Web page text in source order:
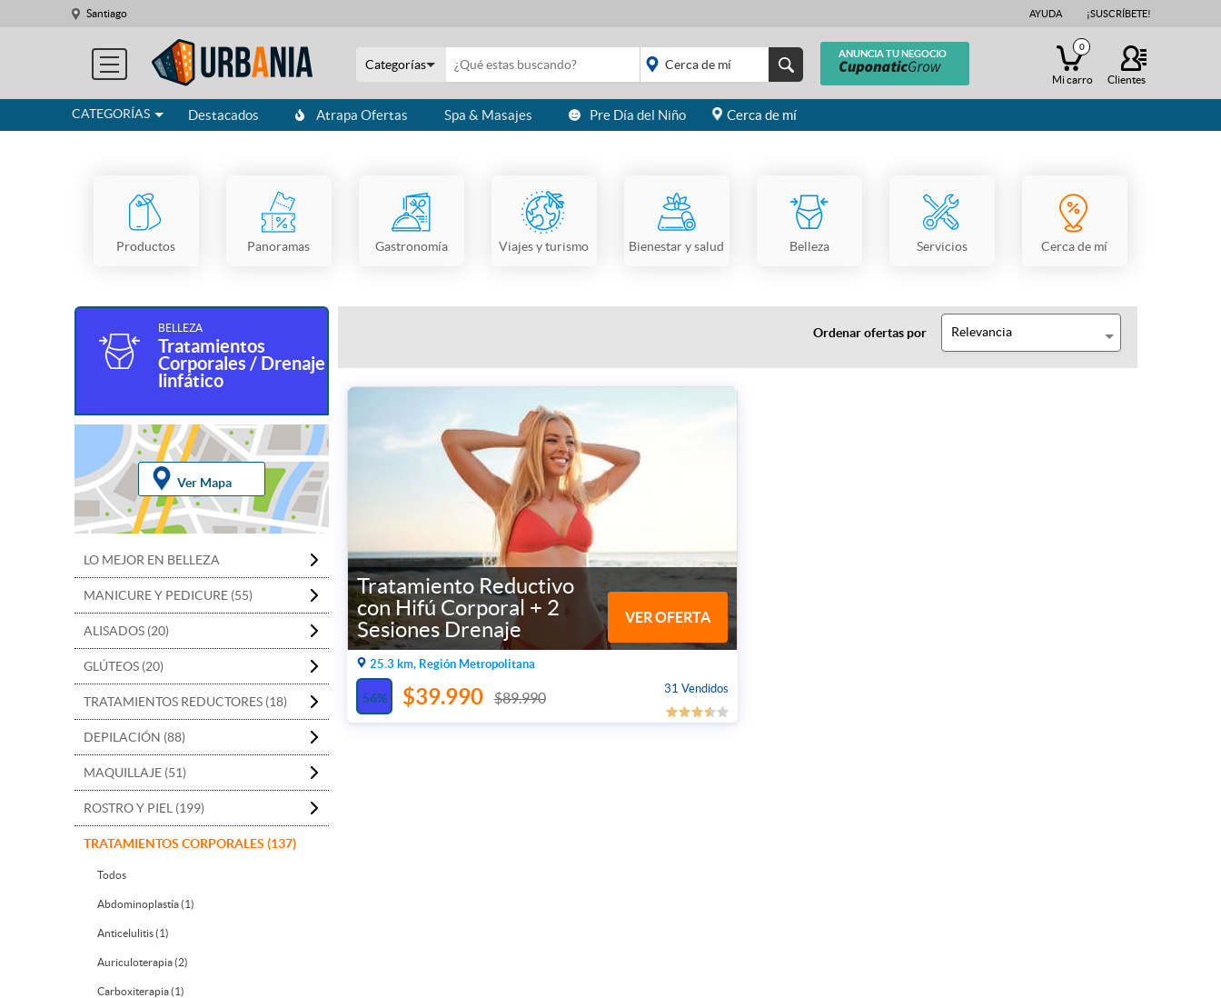
Santiago AYUDA ¡SUSCRÍBETE!
CATEGORÍAS
ANUNCIA TU NEGOCIO
Clientes
Categorías
placeholder="Todo el
0
Mi carro
Destacados Atrapa Ofertas Spa & Masajes Pre Día del Niño Cerca de mí
Productos Panoramas Gastronomía Viajes y turismo Bienestar y salud Belleza Servicios Cerca de mí
BELLEZA
Tratamientos
Corporales / Drenaje
linfático
Ver Mapa
LO MEJOR EN BELLEZA
MANICURE Y PEDICURE (55)
ALISADOS (20)
GLÚTEOS (20)
TRATAMIENTOS REDUCTORES (18)
DEPILACIÓN (88)
MAQUILLAJE (51)
ROSTRO Y PIEL (199)
TRATAMIENTOS CORPORALES (137)
Todos
Abdominoplastía (1)
Anticelulitis (1)
Auriculoterapia (2)
Carboxiterapia (1)
Ordenar ofertas por Relevancia
Tratamiento Reductivo
con Hifú Corporal + 2
Sesiones Drenaje
VER OFERTA
25.3 km, Región Metropolitana
56%
31 Vendidos
$39.990 $89.990